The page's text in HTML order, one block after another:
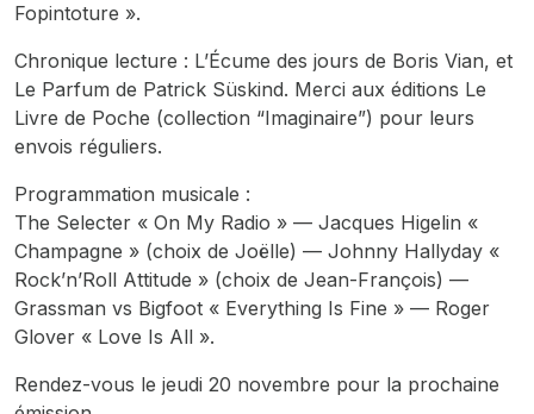
Fopintoture ».
Chronique lecture : L’Écume des jours de Boris Vian, et
Le Parfum de Patrick Süskind. Merci aux éditions Le
Livre de Poche (collection “Imaginaire”) pour leurs
envois réguliers.
Programmation musicale :
The Selecter « On My Radio » — Jacques Higelin «
Champagne » (choix de Joëlle) — Johnny Hallyday «
Rock’n’Roll Attitude » (choix de Jean-François) —
Grassman vs Bigfoot « Everything Is Fine » — Roger
Glover « Love Is All ».
Rendez-vous le jeudi 20 novembre pour la prochaine